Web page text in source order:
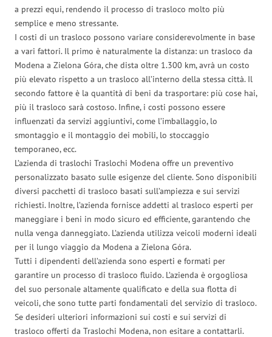
a prezzi equi, rendendo il processo di trasloco molto più
semplice e meno stressante.
I costi di un trasloco possono variare considerevolmente in base
a vari fattori. Il primo è naturalmente la distanza: un trasloco da
Modena a Zielona Góra, che dista oltre 1.300 km, avrà un costo
più elevato rispetto a un trasloco all’interno della stessa città. Il
secondo fattore è la quantità di beni da trasportare: più cose hai,
più il trasloco sarà costoso. Infine, i costi possono essere
influenzati da servizi aggiuntivi, come l’imballaggio, lo
smontaggio e il montaggio dei mobili, lo stoccaggio
temporaneo, ecc.
L’azienda di traslochi Traslochi Modena offre un preventivo
personalizzato basato sulle esigenze del cliente. Sono disponibili
diversi pacchetti di trasloco basati sull’ampiezza e sui servizi
richiesti. Inoltre, l’azienda fornisce addetti al trasloco esperti per
maneggiare i beni in modo sicuro ed efficiente, garantendo che
nulla venga danneggiato. L’azienda utilizza veicoli moderni ideali
per il lungo viaggio da Modena a Zielona Góra.
Tutti i dipendenti dell’azienda sono esperti e formati per
garantire un processo di trasloco fluido. L’azienda è orgogliosa
del suo personale altamente qualificato e della sua flotta di
veicoli, che sono tutte parti fondamentali del servizio di trasloco.
Se desideri ulteriori informazioni sui costi e sui servizi di
trasloco offerti da Traslochi Modena, non esitare a contattarli.